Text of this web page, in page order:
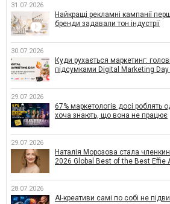
31.07.2026
Найкращі рекламні кампанії
бренди задавали тон індустрії
30.07.2026
Куди рухається маркетинг:
підсумками Digital Marketing Day
29.07.2026
67% маркетологів досі роблять
хоча знають, що вона не працює
29.07.2026
Наталія Морозова стала
2026 Global Best of the Best Effie
28.07.2026
AI-креативи самі по собі не